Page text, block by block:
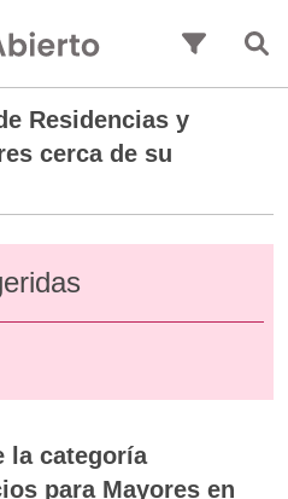
Residencias y
cerca de su
la categoría
para Mayores en